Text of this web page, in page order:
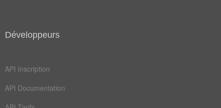
Développeurs
API Inscription
API Documentation